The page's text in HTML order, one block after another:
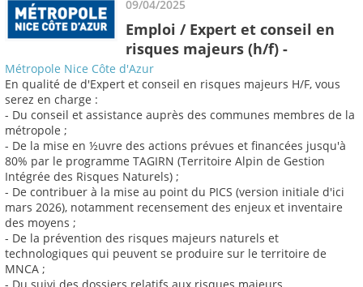
09/04/2025
Emploi / Expert et conseil en
risques majeurs (h/f) -
Métropole Nice Côte d'Azur
En qualité de d'Expert et conseil en risques majeurs H/F, vous
serez en charge :
- Du conseil et assistance auprès des communes membres de la
métropole ;
- De la mise en ½uvre des actions prévues et financées jusqu'à
80% par le programme TAGIRN (Territoire Alpin de Gestion
Intégrée des Risques Naturels) ;
- De contribuer à la mise au point du PICS (version initiale d'ici
mars 2026), notamment recensement des enjeux et inventaire
des moyens ;
- De la prévention des risques majeurs naturels et
technologiques qui peuvent se produire sur le territoire de
MNCA ;